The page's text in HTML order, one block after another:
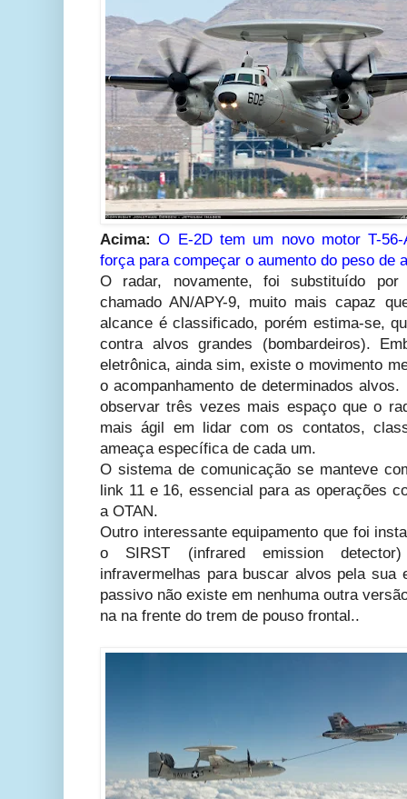
Acima: O E-2D tem um novo motorT-
força para compeçar o aumento do peso de
O radar, novamente, foi substituído por
chamado AN/APY-9, muito mais capaz
alcance é classificado, porém estima-se,
contra alvos grandes (bombardeiros).
eletrônica, ainda sim, existe o movimento
o acompanhamento de determinados
observar três vezes mais espaço que o
mais ágil em lidar com os contatos,
ameaça específica de cada um.
O sistema de comunicação se manteve
link 11 e 16, essencial para as operações
a OTAN.
Outro interessante equipamento que foi
o SIRST (infrared emission
infravermelhas para buscar alvos pela sua
passivo não existe em nenhuma outra
na na frente do trem de pouso frontal..